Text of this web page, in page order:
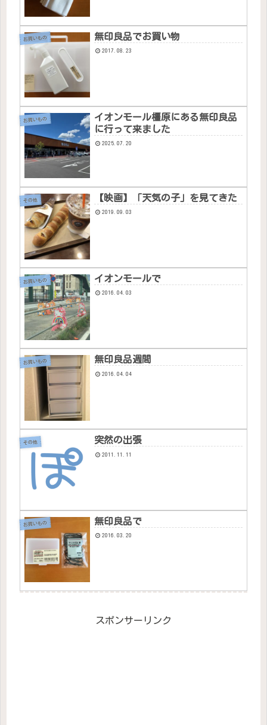
お買いもの 無印良品でお買い物
2017.08.23
お買いもの
イオンモール橿原にある無印良品
に行って来ました
2025.07.20
その他 【映画】「天気の子」を見てきた
2019.09.03
お買いもの イオンモールで
2016.04.03
お買いもの 無印良品週間
2016.04.04
その他 突然の出張
2011.11.11
お買いもの 無印良品で
2016.03.20
スポンサーリンク